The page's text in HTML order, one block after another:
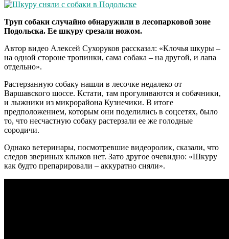
Труп собаки случайно обнаружили в лесопарковой зоне
Подольска. Ее шкуру срезали ножом.
Автор видео Алексей Сухоруков рассказал: «Клочья шкуры –
на одной стороне тропинки, сама собака – на другой, и лапа
отдельно».
Растерзанную собаку нашли в лесочке недалеко от
Варшавского шоссе. Кстати, там прогуливаются и собачники,
и лыжники из микрорайона Кузнечики. В итоге
предположением, которым они поделились в соцсетях, было
то, что несчастную собаку растерзали ее же голодные
сородичи.
Однако ветеринары, посмотревшие видеоролик, сказали, что
следов звериных клыков нет. Зато другое очевидно: «Шкуру
как будто препарировали – аккуратно сняли».